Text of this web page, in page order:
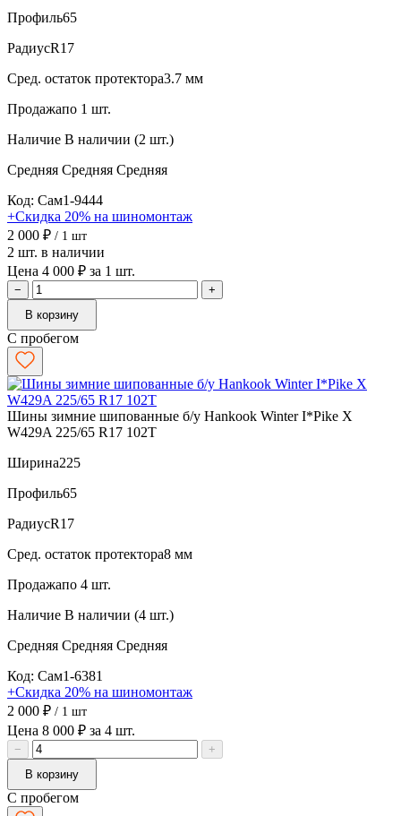
Профиль65
РадиусR17
Сред. остаток протектора3.7 мм
Продажапо 1 шт.
Наличие В наличии (2 шт.)
Средняя Средняя Средняя
Код: Сам1-9444
+Скидка 20% на шиномонтаж
2 000 ₽ / 1 шт
2 шт. в наличии
Цена 4 000 ₽ за 1 шт.
−
+
В корзину
С пробегом
Шины зимние шипованные б/у Hankook Winter I*Pike X
W429A 225/65 R17 102T
Ширина225
Профиль65
РадиусR17
Сред. остаток протектора8 мм
Продажапо 4 шт.
Наличие В наличии (4 шт.)
Средняя Средняя Средняя
Код: Сам1-6381
+Скидка 20% на шиномонтаж
2 000 ₽ / 1 шт
Цена 8 000 ₽ за 4 шт.
−
+
В корзину
С пробегом